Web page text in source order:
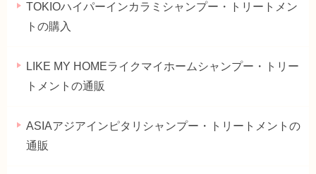
TOKIOハイパーインカラミシャンプー・トリートメン
トの購入
LIKE MY HOMEライクマイホームシャンプー・トリー
トメントの通販
ASIAアジアインピタリシャンプー・トリートメントの
通販